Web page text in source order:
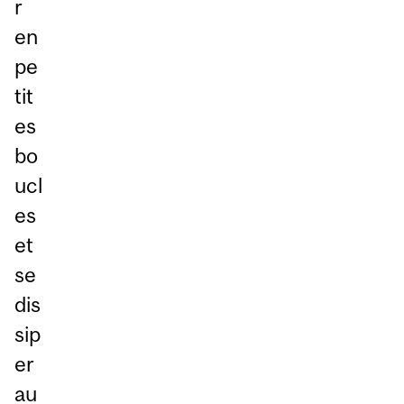
r
en
pe
tit
es
bo
ucl
es
et
se
dis
sip
er
au